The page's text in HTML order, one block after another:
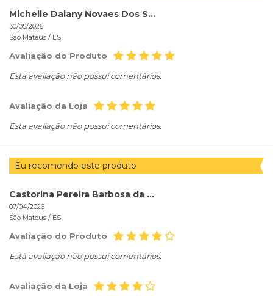
Michelle Daiany Novaes Dos Santos
30/05/2026
São Mateus / ES
Avaliação do Produto
Esta avaliação não possui comentários.
Avaliação da Loja
Esta avaliação não possui comentários.
Eu recomendo este produto
Castorina Pereira Barbosa da Rocha
07/04/2026
São Mateus / ES
Avaliação do Produto
Esta avaliação não possui comentários.
Avaliação da Loja